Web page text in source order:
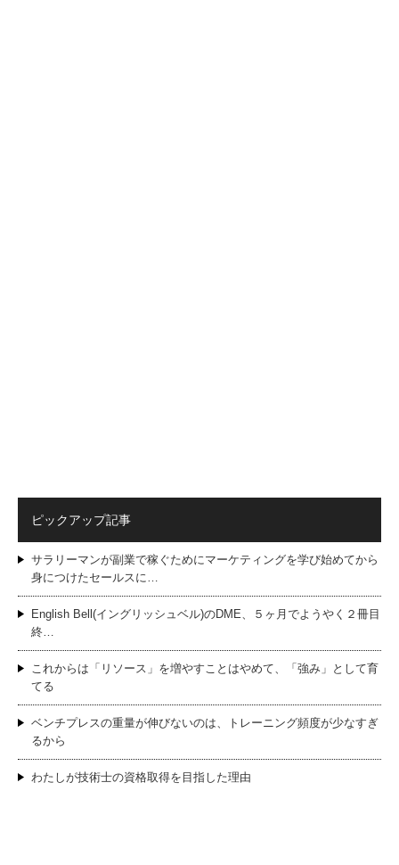
ピックアップ記事
サラリーマンが副業で稼ぐためにマーケティングを学び始めてから
身につけたセールスに…
English Bell(イングリッシュベル)のDME、５ヶ月でようやく２冊目
終…
これからは「リソース」を増やすことはやめて、「強み」として育
てる
ベンチプレスの重量が伸びないのは、トレーニング頻度が少なすぎ
るから
わたしが技術士の資格取得を目指した理由